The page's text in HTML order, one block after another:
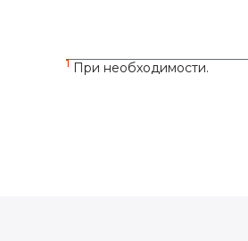
1 При необходимости.